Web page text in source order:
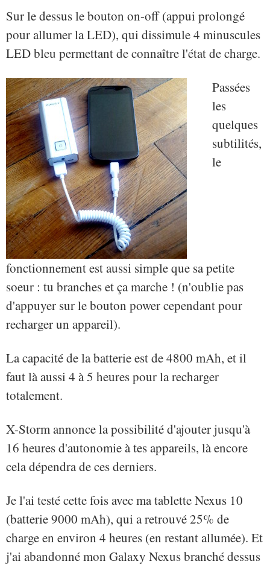
Sur le dessus le bouton on-off (appui prolongé
pour allumer la LED), qui dissimule 4 minuscules
LED bleu permettant de connaître l'état de charge.
Passées
les
quelques
subtilités,
le
fonctionnement est aussi simple que sa petite
soeur : tu branches et ça marche ! (n'oublie pas
d'appuyer sur le bouton power cependant pour
recharger un appareil).
La capacité de la batterie est de 4800 mAh, et il
faut là aussi 4 à 5 heures pour la recharger
totalement.
X-Storm annonce la possibilité d'ajouter jusqu'à
16 heures d'autonomie à tes appareils, là encore
cela dépendra de ces derniers.
Je l'ai testé cette fois avec ma tablette Nexus 10
(batterie 9000 mAh), qui a retrouvé 25% de
charge en environ 4 heures (en restant allumée). Et
j'ai abandonné mon Galaxy Nexus branché dessus